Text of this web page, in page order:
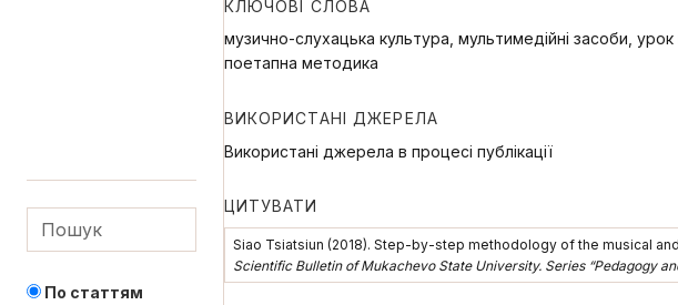
По статтям
КЛЮЧОВІ СЛОВА
музично-слухацька культура, мультимедійні засоби, урок
поетапна методика
ВИКОРИСТАНІ ДЖЕРЕЛА
Використані джерела в процесі публікації
ЦИТУВАТИ
Siao Tsiatsiun (2018). Step-by-step methodology of the musical
Scientific Bulletin of Mukachevo State University. Series “Pedagogy